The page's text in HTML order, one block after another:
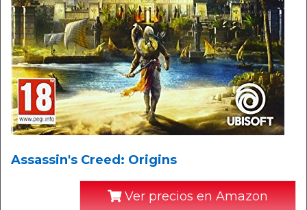
Assassin's Creed: Origins
Ver precios en Amazon